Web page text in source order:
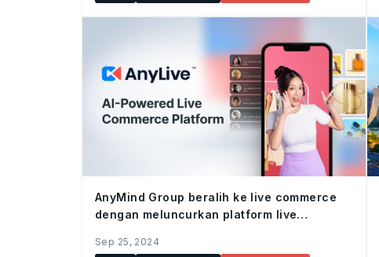
AnyMind Group beralih ke live commerce
dengan meluncurkan platform live
Sep 25, 2024